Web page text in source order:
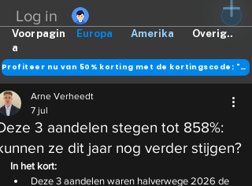
Log in
Europa Amerika Overig..
Voorpagin
a
Profiteer nu van 50% korting met de kortingscode: "DANK"
3 aandelen stegen tot 858%:
ze dit jaar nog verder stijgen?
Arne Verheedt
7 jul
In het kort:
Deze 3 aandelen waren halverwege 2026 de